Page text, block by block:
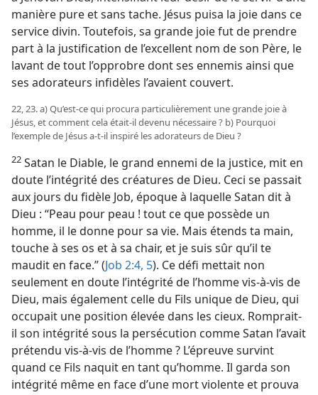
manière pure et sans tache. Jésus puisa la joie dans ce
service divin. Toutefois, sa grande joie fut de prendre
part à la justification de l’excellent nom de son Père, le
lavant de tout l’opprobre dont ses ennemis ainsi que
ses adorateurs infidèles l’avaient couvert.
22, 23. a) Qu’est-​ce qui procura particulièrement une grande joie à
Jésus, et comment cela était-​il devenu nécessaire ? b) Pourquoi
l’exemple de Jésus a-​t-​il inspiré les adorateurs de Dieu ?
22 Satan le Diable, le grand ennemi de la justice, mit en
doute l’intégrité des créatures de Dieu. Ceci se passait
aux jours du fidèle Job, époque à laquelle Satan dit à
Dieu : “Peau pour peau ! tout ce que possède un
homme, il le donne pour sa vie. Mais étends ta main,
touche à ses os et à sa chair, et je suis sûr qu’il te
maudit en face.” (Job 2:4, 5). Ce défi mettait non
seulement en doute l’intégrité de l’homme vis-à-vis de
Dieu, mais également celle du Fils unique de Dieu, qui
occupait une position élevée dans les cieux. Romprait-​
il son intégrité sous la persécution comme Satan l’avait
prétendu vis-à-vis de l’homme ? L’épreuve survint
quand ce Fils naquit en tant qu’homme. Il garda son
intégrité même en face d’une mort violente et prouva